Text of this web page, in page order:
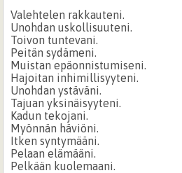
Valehtelen rakkauteni.
Unohdan uskollisuuteni.
Toivon tuntevani.
Peitän sydämeni.
Muistan epäonnistumiseni.
Hajoitan inhimillisyyteni.
Unohdan ystäväni.
Tajuan yksinäisyyteni.
Kadun tekojani.
Myönnän häviöni.
Itken syntymääni.
Pelaan elämääni.
Pelkään kuolemaani.